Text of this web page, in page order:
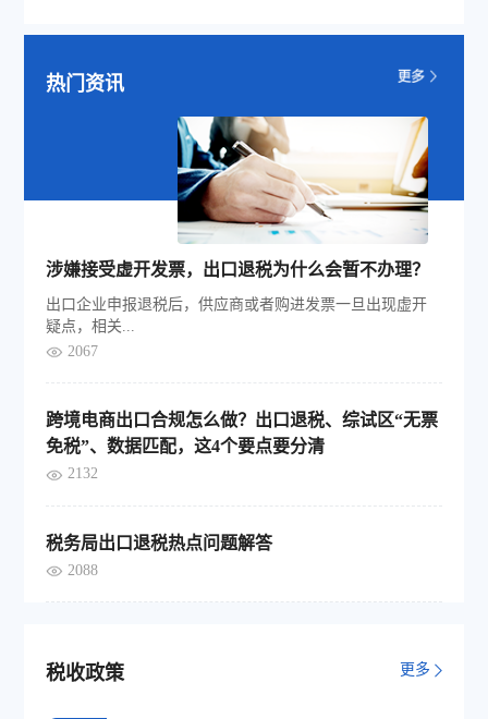
热门资讯
涉嫌接受虚开发票，出口退税为什么会暂不办理？
出口企业申报退税后，供应商或者购进发票一旦出现虚开
疑点，相关...
2067
跨境电商出口合规怎么做？出口退税、综试区“无票
免税”、数据匹配，这4个要点要分清
2132
税务局出口退税热点问题解答
2088
税收政策 更多